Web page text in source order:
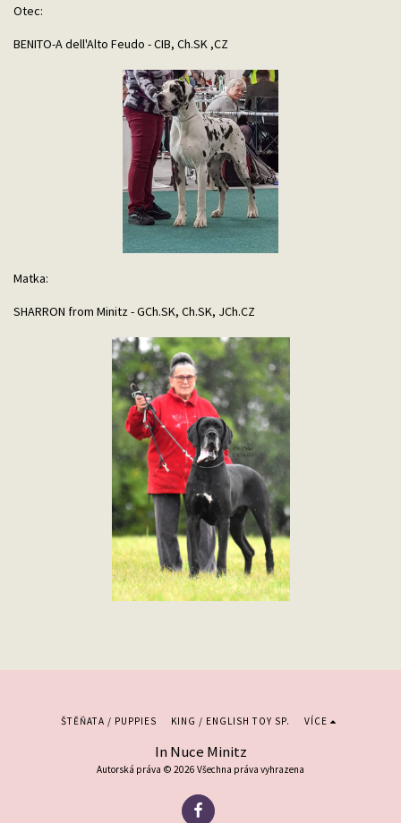
Otec:
BENITO-A dell'Alto Feudo - CIB, Ch.SK ,CZ
Matka:
SHARRON from Minitz - GCh.SK, Ch.SK, JCh.CZ
In Nuce Minitz
Autorská práva © 2026 Všechna práva vyhrazena
ŠTĚŇATA / PUPPIES KING / ENGLISH TOY SP. VÍCE